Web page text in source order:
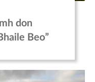
don
Beo”